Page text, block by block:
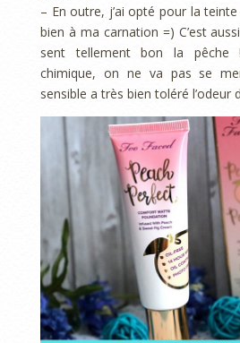
– En outre, j’ai opté pour la
bien à ma carnation =) C’est
sent tellement bon la pêche
chimique, on ne va pas se
sensible a très bien toléré l’odeur